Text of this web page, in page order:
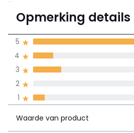
4.2
door alle
100%
3
4 5
Opmerking details
1
2
3
4
5
Waarde van product